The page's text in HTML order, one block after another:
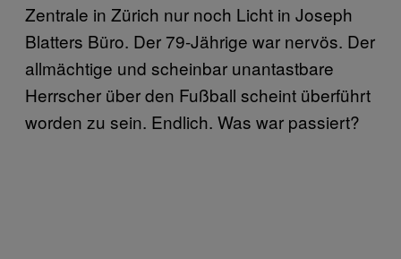
Zentrale in Zürich nur noch Licht in Joseph
Blatters Büro. Der 79-Jährige war nervös. Der
allmächtige und scheinbar unantastbare
Herrscher über den Fußball scheint überführt
worden zu sein. Endlich. Was war passiert?